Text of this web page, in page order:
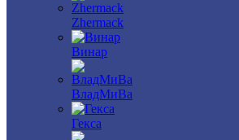
Zhermack
Винар
ВладМиВа
Гекса